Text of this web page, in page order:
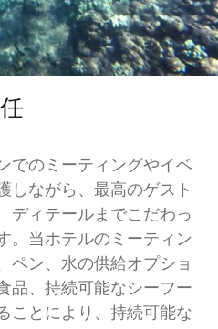
でのミーティングやイベ
しながら、最高のゲスト
ディテールまでこだわっ
。当ホテルのミーティン
ペン、水の供給オプショ
品、持続可能なシーフー
ことにより、持続可能な